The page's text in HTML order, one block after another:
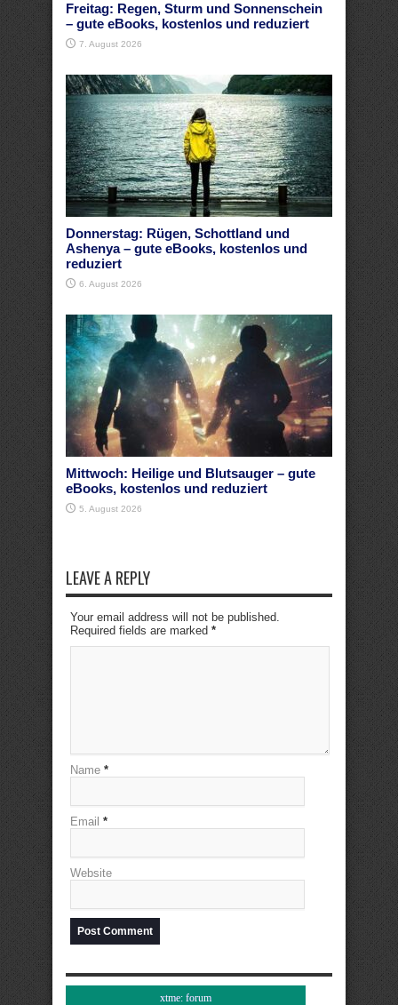
Freitag: Regen, Sturm und Sonnenschein
– gute eBooks, kostenlos und reduziert
7. August 2026
Donnerstag: Rügen, Schottland und
Ashenya – gute eBooks, kostenlos und
reduziert
6. August 2026
Mittwoch: Heilige und Blutsauger – gute
eBooks, kostenlos und reduziert
5. August 2026
LEAVE A REPLY
Your email address will not be published.
Required fields are marked *
Name *
Email *
Website
xtme: forum